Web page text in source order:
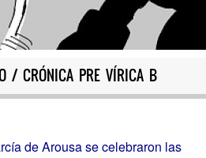
/ CRÓNICA PRE VÍRICA B
de Arousa se celebraron las